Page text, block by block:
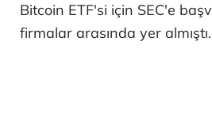
Bitcoin ETF'si için SEC'e
firmalar arasında yer almıştı.